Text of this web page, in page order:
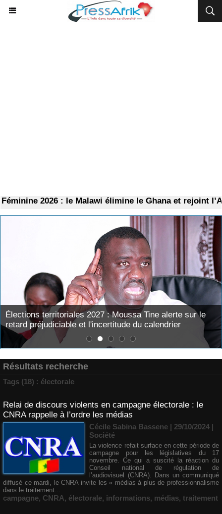
2026 : le Malawi élimine le Ghana et rejoint l’Algérie
Élections territoriales 2027 : Moussa Tine alerte sur le
retard préjudiciable et l'incertitude du calendrier
Résultats recherche
Tags (18) : électorale
Relai de discours violents en campagne électorale : le
CNRA rappelle à l’ordre les médias
Cécile Sabina Bassene | 29/10/2024 |
Société
La violence refait surface en cette période de
campagne pour les législatives du 17
novembre. Ce qui a suscité la réaction du
Conseil national de régulation de
l’audiovisuel (CNRA). Dans un communiqué
diffusé ce mardi, le CNRA invite les « médias à plus de professionnalisme
dans le traitement...
campagne, CNRA, électorale, informations, médias, traitement